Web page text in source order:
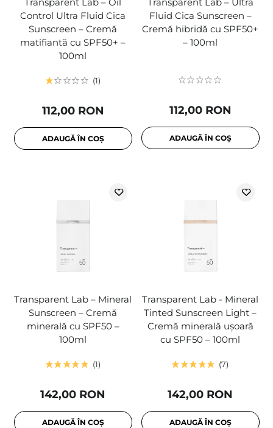
Transparent Lab – Oil
Control Ultra Fluid Cica
Sunscreen – Cremă
matifiantă cu SPF50+ –
100ml
1
112,00 RON
ADAUGĂ ÎN COȘ
Transparent Lab – Ultra
Fluid Cica Sunscreen –
Cremă hibridă cu SPF50+
– 100ml
112,00 RON
ADAUGĂ ÎN COȘ
Transparent Lab – Mineral
Sunscreen – Cremă
minerală cu SPF50 –
100ml
1
142,00 RON
ADAUGĂ ÎN COȘ
Transparent Lab - Mineral
Tinted Sunscreen Light –
Cremă minerală ușoară
cu SPF50 – 100ml
7
142,00 RON
ADAUGĂ ÎN COȘ